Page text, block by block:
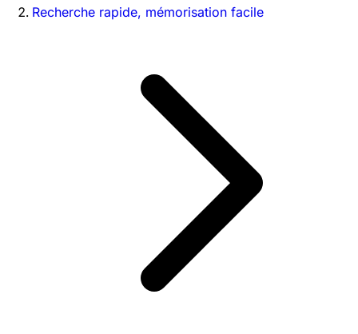
Recherche rapide, mémorisation facile